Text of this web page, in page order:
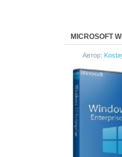
MICROSOFT
Автор: